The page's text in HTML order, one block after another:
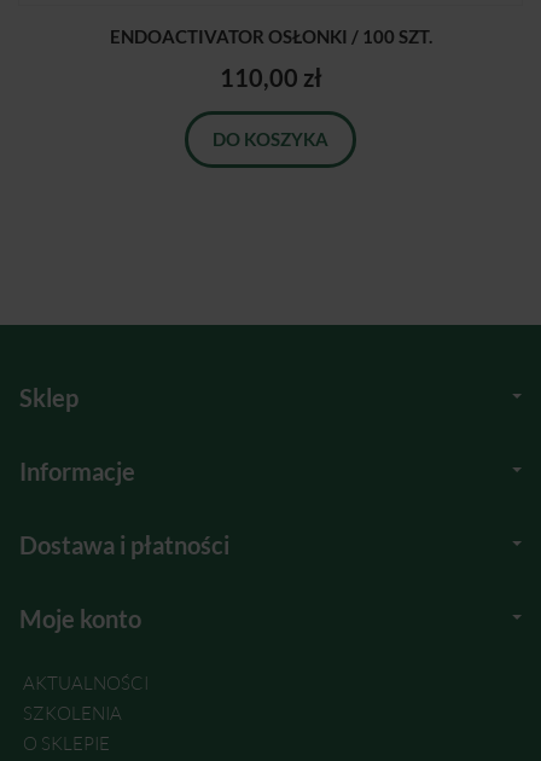
ENDOACTIVATOR OSŁONKI / 100 SZT.
110,00 zł
DO KOSZYKA
Sklep
Informacje
Dostawa i płatności
Moje konto
AKTUALNOŚCI
SZKOLENIA
O SKLEPIE